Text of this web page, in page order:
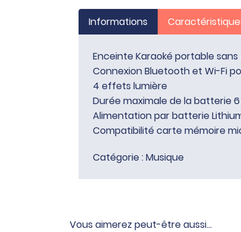
Informations
Enceinte Karaoké portable
Connexion Bluetooth et Wi-Fi
4 effets lumière
Durée maximale de la batterie
Alimentation par batterie
Compatibilité carte mémoire
Catégorie :Musique
Vous aimerez peut-être aussi…